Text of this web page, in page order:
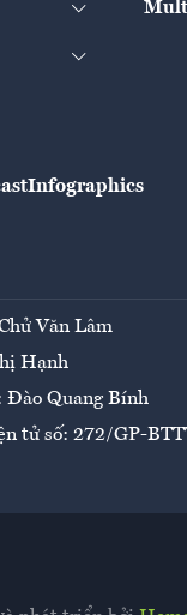
Infographics
Văn Lâm
Hạnh
Đào Quang Bính
tử số: 272/GP-